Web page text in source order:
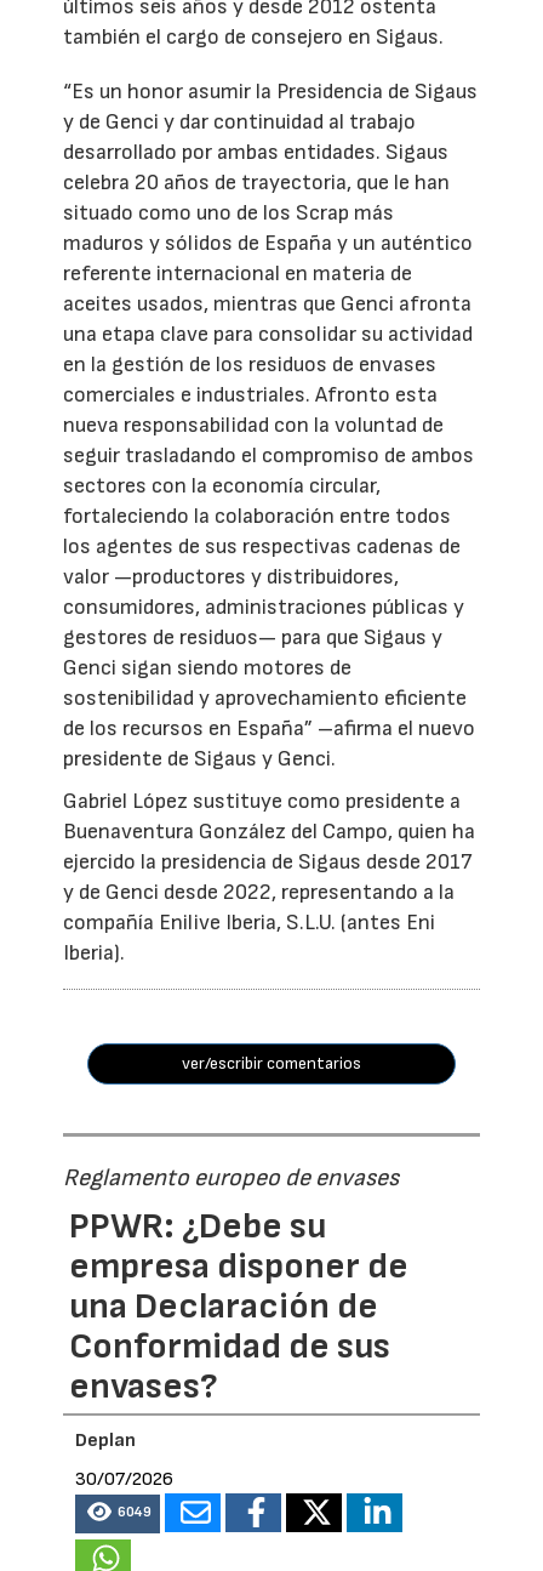
últimos seis años y desde 2012 ostenta
también el cargo de consejero en Sigaus.
“Es un honor asumir la Presidencia de Sigaus
y de Genci y dar continuidad al trabajo
desarrollado por ambas entidades. Sigaus
celebra 20 años de trayectoria, que le han
situado como uno de los Scrap más
maduros y sólidos de España y un auténtico
referente internacional en materia de
aceites usados, mientras que Genci afronta
una etapa clave para consolidar su actividad
en la gestión de los residuos de envases
comerciales e industriales. Afronto esta
nueva responsabilidad con la voluntad de
seguir trasladando el compromiso de ambos
sectores con la economía circular,
fortaleciendo la colaboración entre todos
los agentes de sus respectivas cadenas de
valor —productores y distribuidores,
consumidores, administraciones públicas y
gestores de residuos— para que Sigaus y
Genci sigan siendo motores de
sostenibilidad y aprovechamiento eficiente
de los recursos en España” –afirma el nuevo
presidente de Sigaus y Genci.
Gabriel López sustituye como presidente a
Buenaventura González del Campo, quien ha
ejercido la presidencia de Sigaus desde 2017
y de Genci desde 2022, representando a la
compañía Enilive Iberia, S.L.U. (antes Eni
Iberia).
ver/escribir comentarios
Reglamento europeo de envases
PPWR: ¿Debe su
empresa disponer de
una Declaración de
Conformidad de sus
envases?
Deplan
30/07/2026
6049